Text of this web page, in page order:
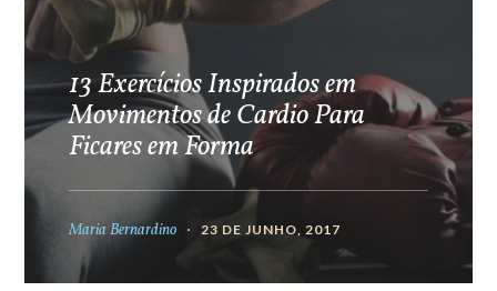
13 Exercícios Inspirados em
Movimentos de Cardio Para
Ficares em Forma
Maria Bernardino 23 DE JUNHO, 2017